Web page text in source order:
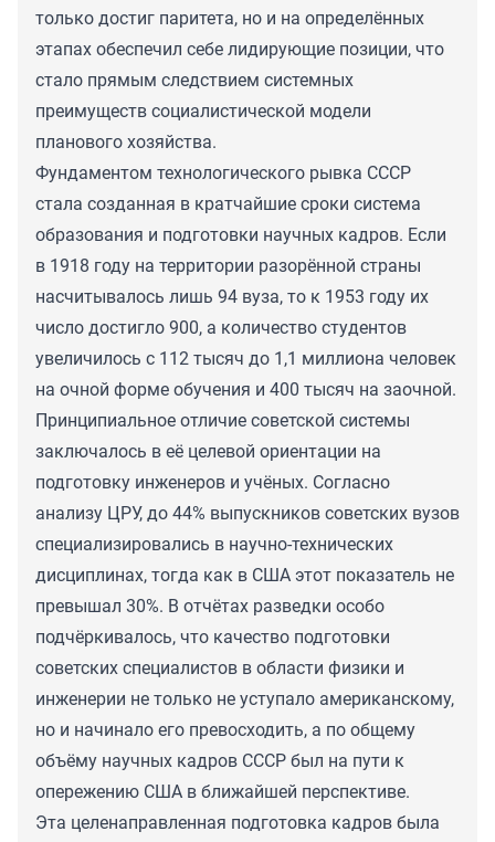
только достиг паритета, но и на определённых
этапах обеспечил себе лидирующие позиции, что
стало прямым следствием системных
преимуществ социалистической модели
планового хозяйства.
Фундаментом технологического рывка СССР
стала созданная в кратчайшие сроки система
образования и подготовки научных кадров. Если
в 1918 году на территории разорённой страны
насчитывалось лишь 94 вуза, то к 1953 году их
число достигло 900, а количество студентов
увеличилось с 112 тысяч до 1,1 миллиона человек
на очной форме обучения и 400 тысяч на заочной.
Принципиальное отличие советской системы
заключалось в её целевой ориентации на
подготовку инженеров и учёных. Согласно
анализу ЦРУ, до 44% выпускников советских вузов
специализировались в научно-технических
дисциплинах, тогда как в США этот показатель не
превышал 30%. В отчётах разведки особо
подчёркивалось, что качество подготовки
советских специалистов в области физики и
инженерии не только не уступало американскому,
но и начинало его превосходить, а по общему
объёму научных кадров СССР был на пути к
опережению США в ближайшей перспективе.
Эта целенаправленная подготовка кадров была